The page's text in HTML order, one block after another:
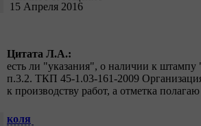
15 Апреля 2016
Цитата Л.А.:
есть ли "указания", о наличии к
п.3.2. ТКП 45-1.03-161-2009
к производству работ, а отметка
коля